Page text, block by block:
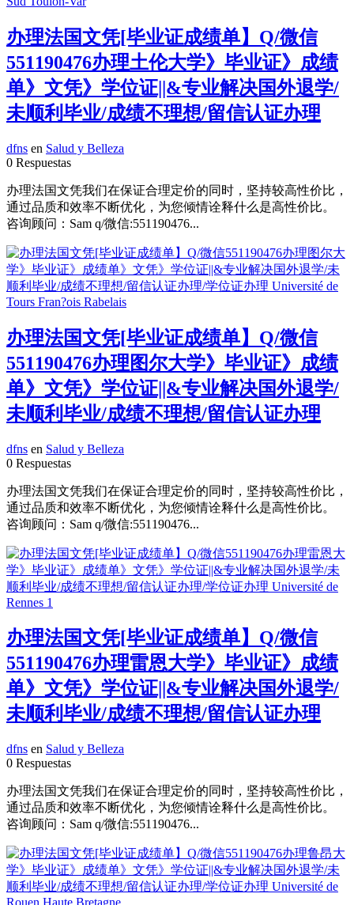
办理法国文凭[毕业证成绩单】Q/微信
551190476办理土伦大学》毕业证》成绩
单》文凭》学位证||&专业解决国外退学/
未顺利毕业/成绩不理想/留信认证办理
dfns en Salud y Belleza
0 Respuestas
办理法国文凭我们在保证合理定价的同时，坚持较高性价比，
通过品质和效率不断优化，为您倾情诠释什么是高性价比。
咨询顾问：Sam q/微信:551190476...
办理法国文凭[毕业证成绩单】Q/微信
551190476办理图尔大学》毕业证》成绩
单》文凭》学位证||&专业解决国外退学/
未顺利毕业/成绩不理想/留信认证办理
dfns en Salud y Belleza
0 Respuestas
办理法国文凭我们在保证合理定价的同时，坚持较高性价比，
通过品质和效率不断优化，为您倾情诠释什么是高性价比。
咨询顾问：Sam q/微信:551190476...
办理法国文凭[毕业证成绩单】Q/微信
551190476办理雷恩大学》毕业证》成绩
单》文凭》学位证||&专业解决国外退学/
未顺利毕业/成绩不理想/留信认证办理
dfns en Salud y Belleza
0 Respuestas
办理法国文凭我们在保证合理定价的同时，坚持较高性价比，
通过品质和效率不断优化，为您倾情诠释什么是高性价比。
咨询顾问：Sam q/微信:551190476...